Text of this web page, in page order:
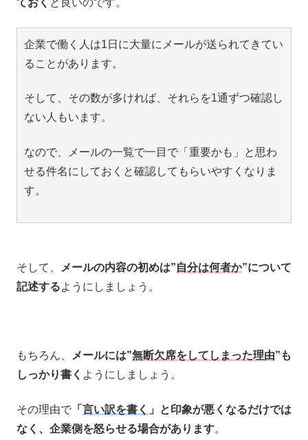
企業で働く人は1日に大量にメールが送られてきてい
ることがあります。
そして、その数が多ければ、それらを1通ずつ確認し
ない人もいます。
なので、メールの一覧で一目で「重要かも」と思わ
せる件名にしておくと確認してもらいやすくなりま
す。
そして、 メールの内容の初めは”自分は何者か”について
記述するようにしましょう。
もちろん、 メールには”無断欠席をしてしまった理由”も
しっかり書く ようにしましょう。
その理由で 「 言い訳を書く
」と印象が悪くなるだけでは
なく、企業側を怒らせる場合があります。